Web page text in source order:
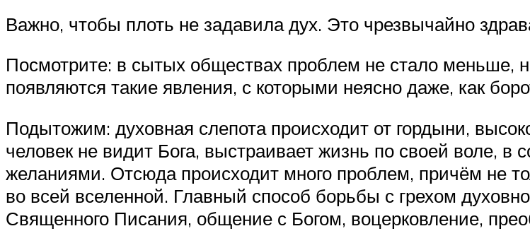
Важно, чтобы плоть не задавила дух. Это чрезвычайно
Посмотрите: в сытых обществах проблем не стало меньше,
появляются такие явления, с которыми неясно даже, как
Подытожим: духовная слепота происходит от гордыни,
человек не видит Бога, выстраивает жизнь по своей воле, в
желаниями. Отсюда происходит много проблем, причём не
во всей вселенной. Главный способ борьбы с грехом
Священного Писания, общение с Богом, воцерковление,